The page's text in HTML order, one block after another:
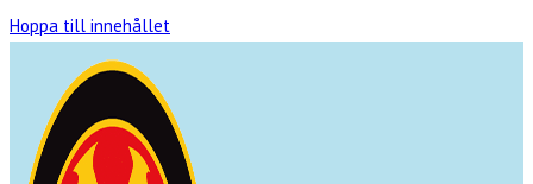
Hoppa till innehållet